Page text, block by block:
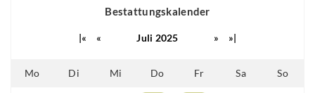
Bestattungskalender
|« « Juli 2025 » »|
Mo Di Mi Do Fr Sa So